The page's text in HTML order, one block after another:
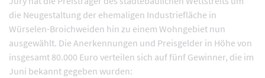
die Neugestaltung der ehemaligen Industriefläche in
Würselen-Broichweiden hin zu einem Wohngebiet nun
ausgewählt. Die Anerkennungen und Preisgelder in Höhe von
insgesamt 80.000 Euro verteilen sich auf fünf Gewinner, die im
Juni bekannt gegeben wurden: